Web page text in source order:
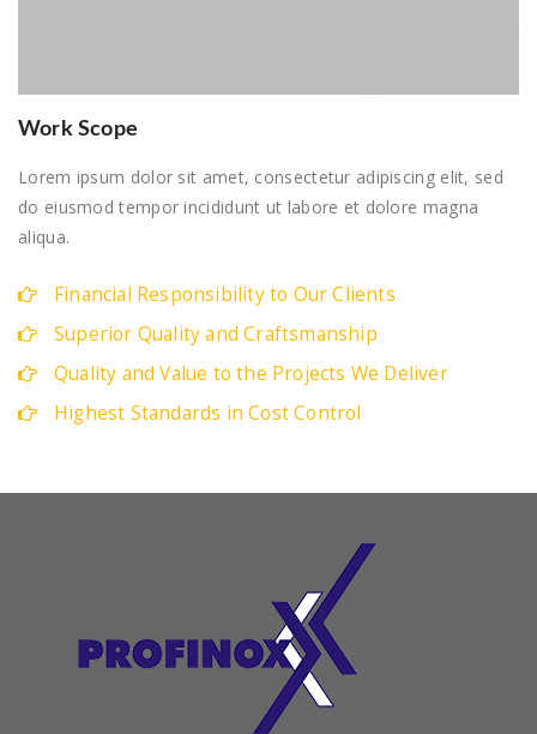
Work Scope
Lorem ipsum dolor sit amet, consectetur adipiscing elit, sed
do eiusmod tempor incididunt ut labore et dolore magna
aliqua.
Financial Responsibility to Our Clients
Superior Quality and Craftsmanship
Quality and Value to the Projects We Deliver
Highest Standards in Cost Control